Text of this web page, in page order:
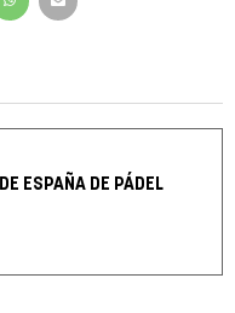
ESPAÑA DE PÁDEL